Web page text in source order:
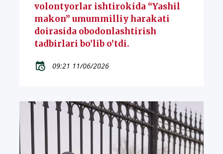
volontyorlar ishtirokida “Yashil
makon” umummilliy harakati
doirasida obodonlashtirish
tadbirlari bo’lib o’tdi.
09:21 11/06/2026